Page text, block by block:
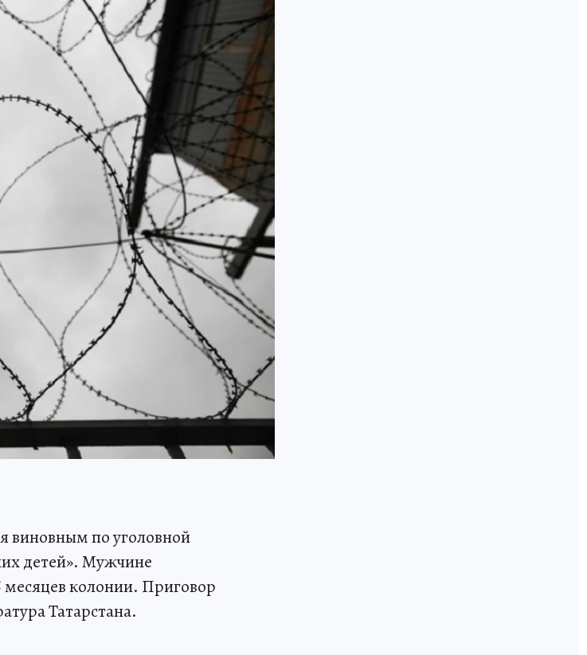
виновным по уголовной
детей». Мужчине
месяцев колонии. Приговор
Татарстана.